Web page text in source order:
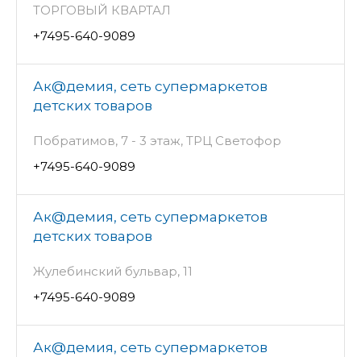
ТОРГОВЫЙ КВАРТАЛ
+7495-640-9089
Ак@демия, сеть супермаркетов
детских товаров
Побратимов, 7 - 3 этаж, ТРЦ Светофор
+7495-640-9089
Ак@демия, сеть супермаркетов
детских товаров
Жулебинский бульвар, 11
+7495-640-9089
Ак@демия, сеть супермаркетов